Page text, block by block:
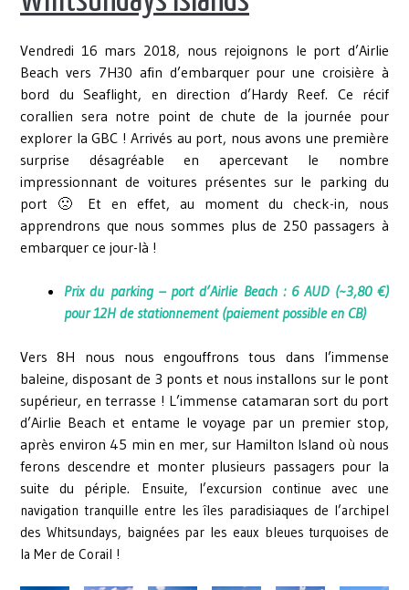
Vendredi 16 mars 2018, nous rejoignons le port d’Airlie
Beach vers 7H30 afin d’embarquer pour une croisière à
bord du Seaflight, en direction d’Hardy Reef. Ce récif
corallien sera notre point de chute de la journée pour
explorer la GBC ! Arrivés au port, nous avons une première
surprise désagréable en apercevant le nombre
impressionnant de voitures présentes sur le parking du
port 🙁 Et en effet, au moment du check-in, nous
apprendrons que nous sommes plus de 250 passagers à
embarquer ce jour-là !
Prix du parking – port d’Airlie Beach : 6 AUD (~3,80 €)
pour 12H de stationnement (paiement possible en CB)
Vers 8H nous nous engouffrons tous dans l’immense
baleine, disposant de 3 ponts et nous installons sur le pont
supérieur, en terrasse ! L’immense catamaran sort du port
d’Airlie Beach et entame le voyage par un premier stop,
après environ 45 min en mer, sur Hamilton Island où nous
ferons descendre et monter plusieurs passagers pour la
suite du périple. Ensuite, l’excursion continue avec une
navigation tranquille entre les îles paradisiaques de l’archipel
des Whitsundays, baignées par les eaux bleues turquoises de
la Mer de Corail !